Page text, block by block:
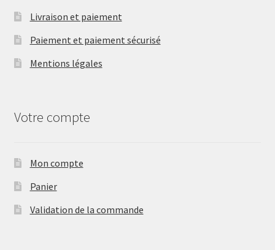
Livraison et paiement
Paiement et paiement sécurisé
Mentions légales
Votre compte
Mon compte
Panier
Validation de la commande